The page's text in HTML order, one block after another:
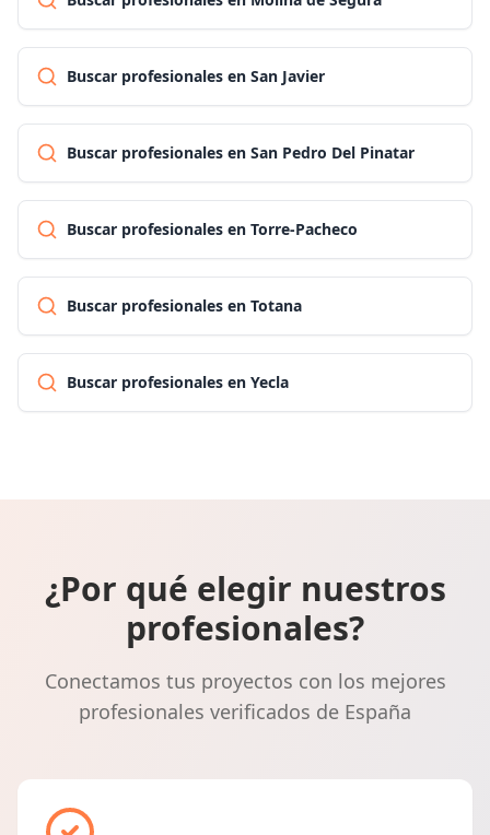
Buscar profesionales en San Javier
Buscar profesionales en San Pedro Del Pinatar
Buscar profesionales en Torre-Pacheco
Buscar profesionales en Totana
Buscar profesionales en Yecla
¿Por qué elegir nuestros
profesionales?
Conectamos tus proyectos con los mejores
profesionales verificados de España